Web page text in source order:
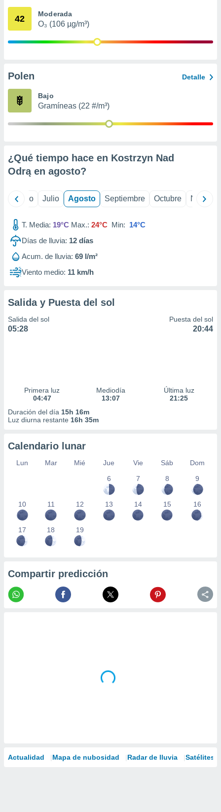
mediante
publicidad
de
42 Moderada
O₃ (106 µg/m³)
Polen Detalle
Bajo
Gramíneas (22 #/m³)
¿Qué tiempo hace en Kostrzyn Nad
Odrą en agosto?
Junio Julio Agosto Septiembre Octubre
T. Media: 19°C Max.: 24°C Min: 14°C
Días de lluvia: 12 días
Acum. de lluvia: 69 l/m²
Viento medio: 11 km/h
Salida y Puesta del sol
Salida del sol
05:28
Puesta del sol
20:44
Primera luz
04:47
Mediodía
13:07
Última luz
21:25
Duración del día 15h 16m
Luz diurna restante 16h 35m
Calendario lunar
Lun Mar Mié Jue Vie Sáb
Dom
6
7 8 9
10 11 12 13 14 15 16
17 18 19
Compartir predicción
Actualidad Mapa de nubosidad Radar de lluvia Satélites